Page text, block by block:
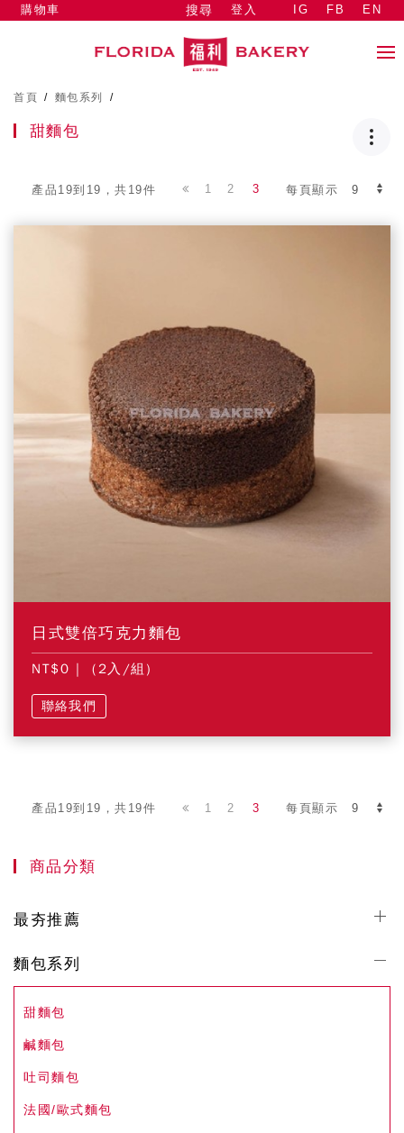
搜尋 登入
購物車 IG FB EN
首頁 / 麵包系列 /
甜麵包
產品19到19，共19件 每頁顯示
1 2 3
日式雙倍巧克力麵包
NT$0 | (2入/組)
聯絡我們
產品19到19，共19件 每頁顯示
1 2 3
商品分類
最夯推薦
麵包系列
甜麵包
鹹麵包
吐司麵包
法國/歐式麵包